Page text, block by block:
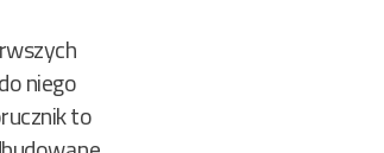
niego
to